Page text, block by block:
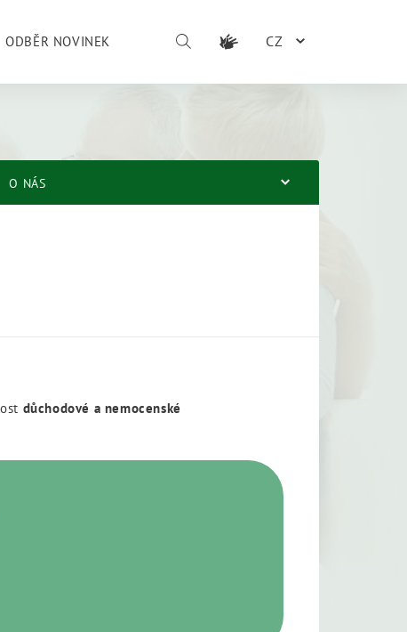
ODBĚR NOVINEK CZ
O NÁS
důchodové a nemocenské